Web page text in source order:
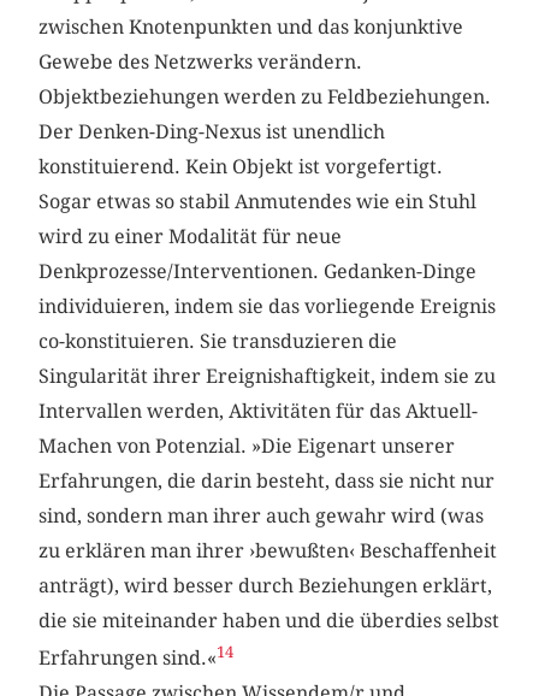
zwischen Knotenpunkten und das konjunktive
Gewebe des Netzwerks verändern.
Objektbeziehungen werden zu Feldbeziehungen.
Der Denken-Ding-Nexus ist unendlich
konstituierend. Kein Objekt ist vorgefertigt.
Sogar etwas so stabil Anmutendes wie ein Stuhl
wird zu einer Modalität für neue
Denkprozesse/Interventionen. Gedanken-Dinge
individuieren, indem sie das vorliegende Ereignis
co-konstituieren. Sie transduzieren die
Singularität ihrer Ereignishaftigkeit, indem sie zu
Intervallen werden, Aktivitäten für das Aktuell-
Machen von Potenzial. »Die Eigenart unserer
Erfahrungen, die darin besteht, dass sie nicht nur
sind, sondern man ihrer auch gewahr wird (was
zu erklären man ihrer ›bewußten‹ Beschaffenheit
anträgt), wird besser durch Beziehungen erklärt,
die sie miteinander haben und die überdies selbst
Erfahrungen sind.«14